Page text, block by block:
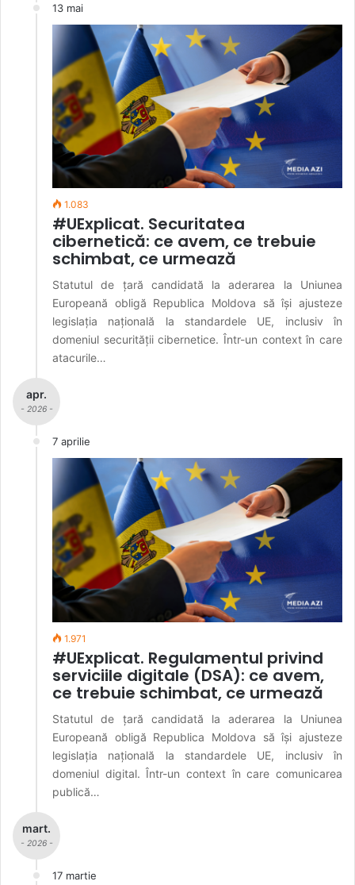
13 mai
1.083
#UExplicat. Securitatea
cibernetică: ce avem, ce trebuie
schimbat, ce urmează
Statutul de țară candidată la aderarea la Uniunea
Europeană obligă Republica Moldova să își ajusteze
legislația națională la standardele UE, inclusiv în
domeniul securității cibernetice. Într-un context în care
atacurile…
apr.
- 2026 -
7 aprilie
1.971
#UExplicat. Regulamentul privind
serviciile digitale (DSA): ce avem,
ce trebuie schimbat, ce urmează
Statutul de țară candidată la aderarea la Uniunea
Europeană obligă Republica Moldova să își ajusteze
legislația națională la standardele UE, inclusiv în
domeniul digital. Într-un context în care comunicarea
publică…
mart.
- 2026 -
17 martie